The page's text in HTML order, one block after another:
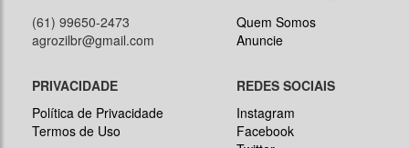
(61) 99650-2473
agrozilbr@gmail.com
Quem Somos
Anuncie
PRIVACIDADE
Política de Privacidade
Termos de Uso
REDES SOCIAIS
Instagram
Facebook